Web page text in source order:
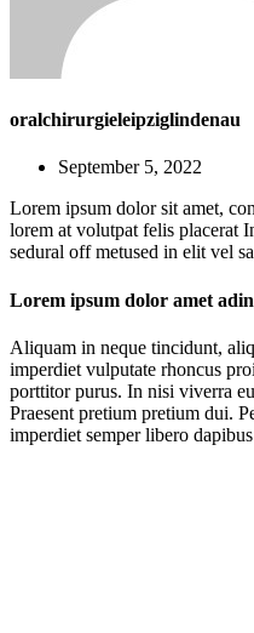
oralchirurgieleipziglindenau
September 5, 2022
Lorem ipsum dolor sit amet,
lorem at volutpat felis placerat
sedural off metused in elit vel
Lorem ipsum dolor amet
Aliquam in neque tincidunt,
imperdiet vulputate rhoncus
porttitor purus. In nisi viverra
Praesent pretium pretium dui.
imperdiet semper libero